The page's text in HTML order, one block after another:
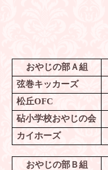
おやじの部Ａ組
弦巻キッカーズ
松丘OFC
砧小学校おやじの会
カイホーズ
おやじの部Ｂ組